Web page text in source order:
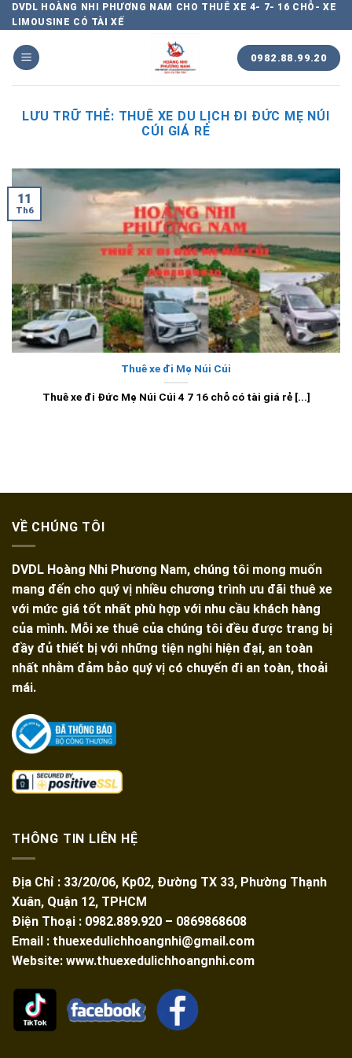
Chuyển
đến
nội
dung
DVDL HOÀNG NHI PHƯƠNG NAM CHO THUÊ XE 4- 7- 16 CHỖ- XE
LIMOUSINE CÓ TÀI XẾ
0982.88.99.20
LƯU TRỮ THẺ: THUÊ XE DU LỊCH ĐI ĐỨC MẸ NÚI
CÚI GIÁ RẺ
Thuê xe đi Mẹ Núi Cúi
Thuê xe đi Đức Mẹ Núi Cúi 4 7 16 chỗ có tài giá rẻ [...]
11
Th6
VỀ CHÚNG TÔI
DVDL Hoàng Nhi Phương Nam, chúng tôi mong muốn
mang đến cho quý vị nhiều chương trình ưu đãi thuê xe
với mức giá tốt nhất phù hợp với nhu cầu khách hàng
của mình. Mỗi xe thuê của chúng tôi đều được trang bị
đầy đủ thiết bị với những tiện nghi hiện đại, an toàn
nhất nhằm đảm bảo quý vị có chuyến đi an toàn, thoải
mái.
THÔNG TIN LIÊN HỆ
Địa Chỉ : 33/20/06, Kp02, Đường TX 33, Phường Thạnh
Xuân, Quận 12, TPHCM
Điện Thoại : 0982.889.920 – 0869868608
Email : thuexedulichhoangnhi@gmail.com
Website: www.thuexedulichhoangnhi.com